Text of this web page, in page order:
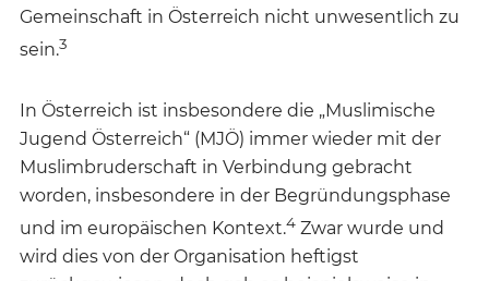
Gemeinschaft in Österreich nicht unwesentlich zu
sein.3
In Österreich ist insbesondere die „Muslimische
Jugend Österreich“ (MJÖ) immer wieder mit der
Muslimbruderschaft in Verbindung gebracht
worden, insbesondere in der Begründungsphase
und im europäischen Kontext.4 Zwar wurde und
wird dies von der Organisation heftigst